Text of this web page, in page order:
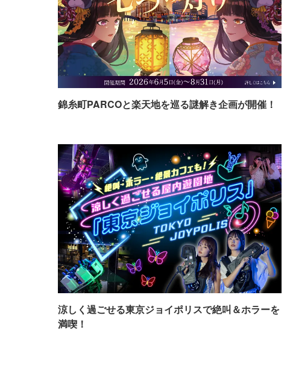
錦糸町PARCOと楽天地を巡る謎解き企画が開催！
涼しく過ごせる東京ジョイポリスで絶叫＆ホラーを
満喫！